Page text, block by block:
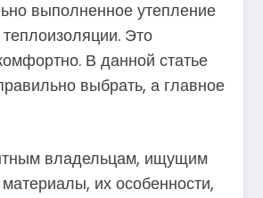
выполненное утепление
Это
В данной статье
выбрать, а главное
владельцам, ищущим
их особенности,